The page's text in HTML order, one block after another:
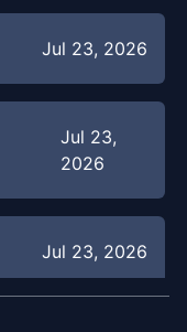
Jul 23, 2026
Jul 23,
2026
Jul 23, 2026